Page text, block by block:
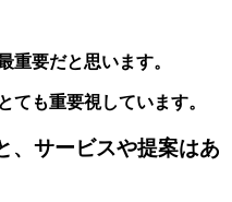
重要だと思います。
ても重要視しています。
、サービスや提案はあ